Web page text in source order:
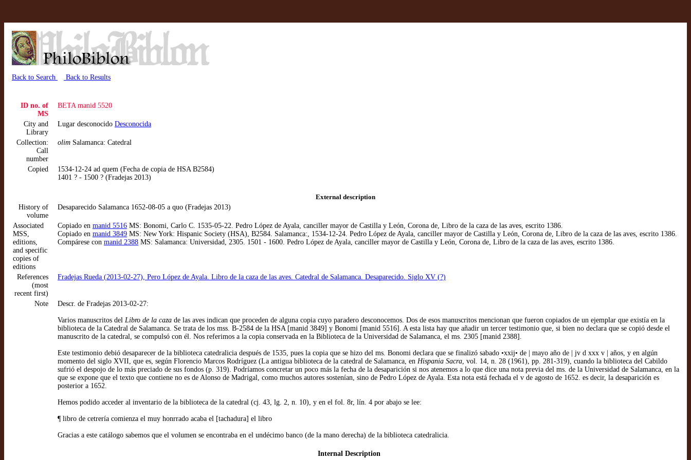
Back to Search Back to Results
ID no. of
MS
BETA manid 5520
City and
Library
Lugar desconocido Desconocida
Collection:
Call
number
olim Salamanca: Catedral
Copied
1534-12-24 ad quem (Fecha de copia de HSA B2584)
1401 ? - 1500 ? (Fradejas 2013)
External description
History of
volume
Desaparecido Salamanca 1652-08-05 a quo (Fradejas 2013)
Associated
MSS,
editions,
and specific
copies of
editions
Copiado en manid 5516 MS: Bonomi, Carlo C. 1535-05-22. Pedro López de Ayala, canciller mayor de Castilla y León, Corona de, Libro de la caza de las aves, escrito 1386.
Copiado en manid 3849 MS: New York: Hispanic Society (HSA), B2584. Salamanca:, 1534-12-24. Pedro López de Ayala, canciller mayor de Castilla y León, Corona de, Libro de la caza de las aves, escrito 1386.
Compárese con manid 2388 MS: Salamanca: Universidad, 2305. 1501 - 1600. Pedro López de Ayala, canciller mayor de Castilla y León, Corona de, Libro de la caza de las aves, escrito 1386.
References
(most
recent first)
Fradejas Rueda (2013-02-27), Pero López de Ayala. Libro de la caza de las aves. Catedral de Salamanca. Desaparecido. Siglo XV (?)
Note Descr. de Fradejas 2013-02-27:
Varios manuscritos del Libro de la caza de las aves indican que proceden de alguna copia cuyo paradero desconocemos. Dos de esos manuscritos mencionan que fueron copiados de un ejemplar que existía en la
biblioteca de la Catedral de Salamanca. Se trata de los mss. B-2584 de la HSA [manid 3849] y Bonomi [manid 5516]. A esta lista hay que añadir un tercer testimonio que, si bien no declara que se copió desde el
manuscrito de la catedral, se compulsó con él. Nos referimos a la copia conservada en la Biblioteca de la Universidad de Salamanca, el ms. 2305 [manid 2388].
Este testimonio debió desaparecer de la biblioteca catedralicia después de 1535, pues la copia que se hizo del ms. Bonomi declara que se finalizó sabado •xxij• de | mayo año de | jv d xxx v | años, y en algún
momento del siglo XVII, que es, según Florencio Marcos Rodríguez (La antigua biblioteca de la catedral de Salamanca, en Hispania Sacra, vol. 14, n. 28 (1961), pp. 281-319), cuando la biblioteca del Cabildo
sufrió el despojo de lo más preciado de sus fondos (p. 319). Podríamos concretar un poco más la fecha de la desaparición si nos atenemos a lo que dice una nota previa del ms. de la Universidad de Salamanca, en la
que se expone que el texto que contiene no es de Alonso de Madrigal, como muchos autores sostenían, sino de Pedro López de Ayala. Esta nota está fechada el v de agosto de 1652. es decir, la desaparición es
posterior a 1652.
Hemos podido acceder al inventario de la biblioteca de la catedral (cj. 43, lg. 2, n. 10), y en el fol. 8r, lín. 4 por abajo se lee:
¶ libro de cetrería comienza el muy honrrado acaba el [tachadura] el libro
Gracias a este catálogo sabemos que el volumen se encontraba en el undécimo banco (de la mano derecha) de la biblioteca catedralicia.
Internal Description